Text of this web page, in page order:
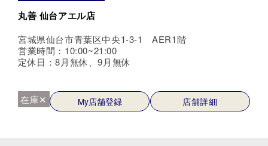
丸善 仙台アエル店
宮城県仙台市青葉区中央1-3-1 AER1階
営業時間：10:00~21:00
定休日：8月無休、9月無休
在庫✕ My店舗登録 店舗詳細